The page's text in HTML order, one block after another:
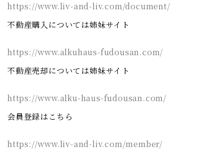
https://www.liv-and-liv.com/document/
不動産購入については姉妹サイト
https://www.alkuhaus-fudousan.com/
不動産売却については姉妹サイト
https://www.alku-haus-fudousan.com/
会員登録はこちら
https://www.liv-and-liv.com/member/